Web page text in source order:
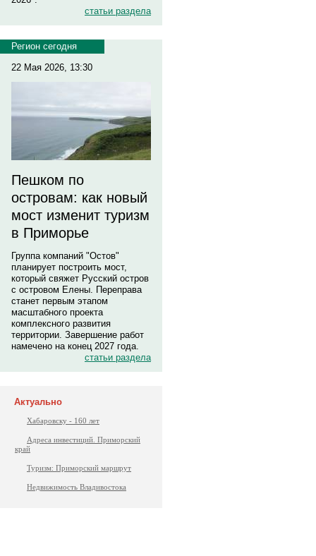
статьи раздела
Регион сегодня
22 Мая 2026, 13:30
Пешком по
островам: как новый
мост изменит туризм
в Приморье
Группа компаний "Остов"
планирует построить мост,
который свяжет Русский остров
с островом Елены. Переправа
станет первым этапом
масштабного проекта
комплексного развития
территории. Завершение работ
намечено на конец 2027 года.
статьи раздела
Актуально
Хабаровску - 160 лет
Адреса инвестиций. Приморский
край
Туризм: Приморский маршрут
Недвижимость Владивостока